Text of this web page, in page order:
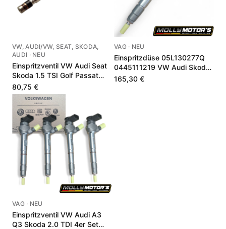
VW, AUDI/VW, SEAT, SKODA,
AUDI · NEU
Einspritzventil VW Audi Seat
Skoda 1.5 TSI Golf Passat
05E906036G
80,75 €
VAG · NEU
Einspritzdüse 05L130277Q
0445111219 VW Audi Skoda
2.0 TDI
165,30 €
VAG · NEU
Einspritzventil VW Audi A3
Q3 Skoda 2.0 TDI 4er Set